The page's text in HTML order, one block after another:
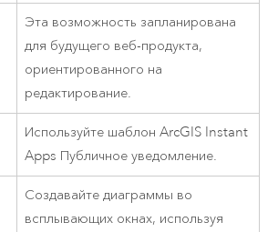
Эта возможность запланирована
для будущего веб-продукта,
ориентированного на
редактирование.
Используйте шаблонArcGIS Instant
Apps Публичное уведомление.
Создавайте диаграммы во
всплывающих окнах, используя